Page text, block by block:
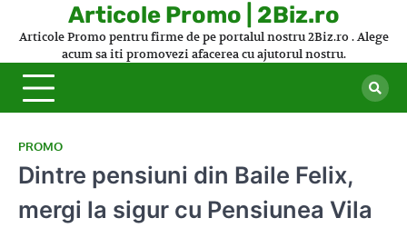
Articole Promo | 2Biz.ro
Articole Promo pentru firme de pe portalul nostru 2Biz.ro . Alege
acum sa iti promovezi afacerea cu ajutorul nostru.
PROMO
Dintre pensiuni din Baile Felix,
mergi la sigur cu Pensiunea Vila